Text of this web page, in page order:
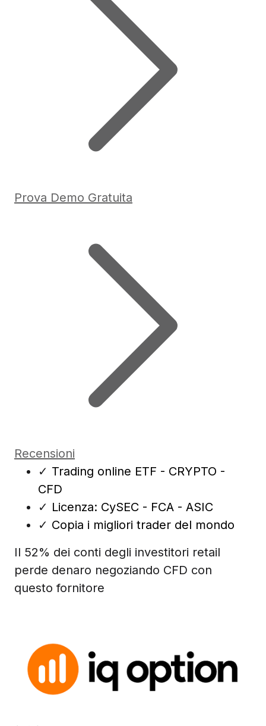
Prova Demo Gratuita
Recensioni
✓ Trading online ETF - CRYPTO -
CFD
✓ Licenza: CySEC - FCA - ASIC
✓ Copia i migliori trader del mondo
Il 52% dei conti degli investitori retail
perde denaro negoziando CFD con
questo fornitore